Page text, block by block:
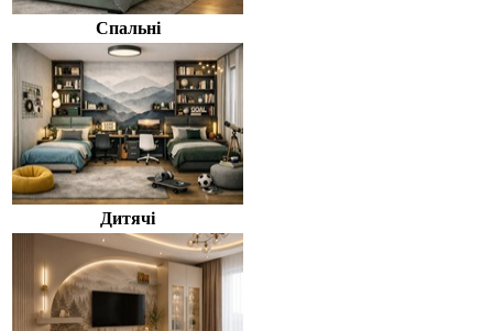
Спальні
Дитячі